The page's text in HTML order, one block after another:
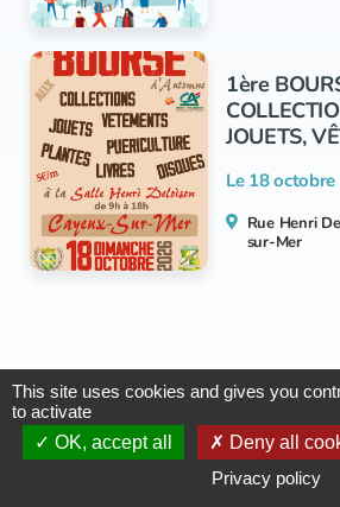
1ère
JOUETS,
PLANTES…
Le 18
Rue Henri
sur-Mer
This site uses cookies and gives you
to activate
OK, accept all
Deny all
Privacy policy